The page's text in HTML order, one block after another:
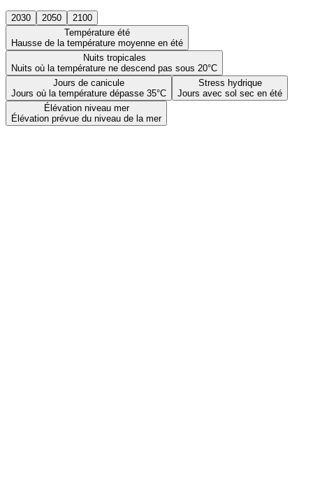
2030 2050
2100
Température été
Hausse de la température moyenne en été
Nuits tropicales
Nuits où la température ne descend pas sous 20°C
Jours de canicule
Jours où la température dépasse 35°C
Stress hydrique
Jours avec sol sec en été
Élévation niveau mer
Élévation prévue du niveau de la mer